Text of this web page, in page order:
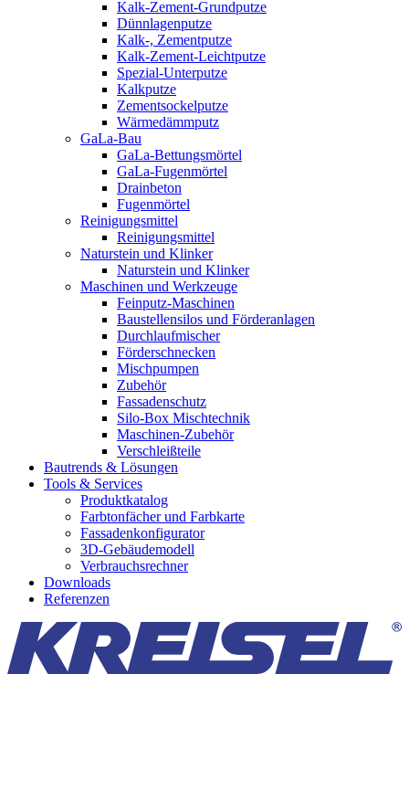
Kalk-Zement-Grundputze
Dünnlagenputze
Kalk-, Zementputze
Kalk-Zement-Leichtputze
Spezial-Unterputze
Kalkputze
Zementsockelputze
Wärmedämmputz
GaLa-Bau
GaLa-Bettungsmörtel
GaLa-Fugenmörtel
Drainbeton
Fugenmörtel
Reinigungsmittel
Reinigungsmittel
Naturstein und Klinker
Naturstein und Klinker
Maschinen und Werkzeuge
Feinputz-Maschinen
Baustellensilos und Förderanlagen
Durchlaufmischer
Förderschnecken
Mischpumpen
Zubehör
Fassadenschutz
Silo-Box Mischtechnik
Maschinen-Zubehör
Verschleißteile
Bautrends & Lösungen
Tools & Services
Produktkatalog
Farbtonfächer und Farbkarte
Fassadenkonfigurator
3D-Gebäudemodell
Verbrauchsrechner
Downloads
Referenzen